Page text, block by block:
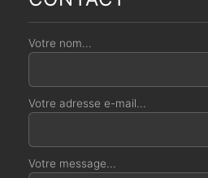
Votre nom...
Votre adresse e-mail...
Votre message...